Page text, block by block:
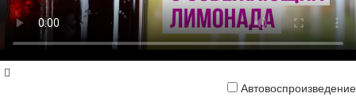
Автовоспроизведение